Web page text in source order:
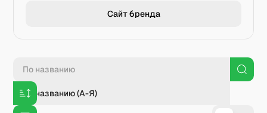
Сайт бренда
По названию (А-Я)